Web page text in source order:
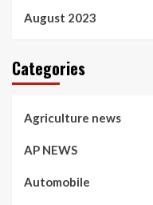
August 2023
Categories
Agriculture news
AP NEWS
Automobile